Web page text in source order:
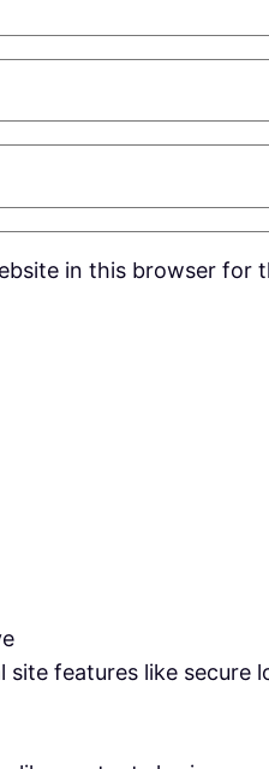
in this browser for
site features like